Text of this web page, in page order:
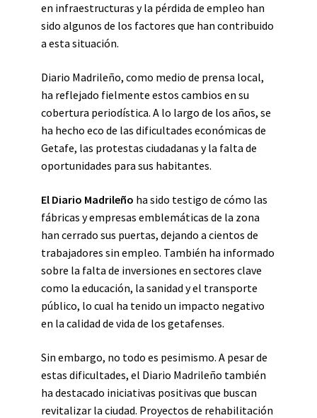
en infraestructuras y la pérdida de empleo han
sido algunos de los factores que han contribuido
a esta situación.
Diario Madrileño, como medio de prensa local,
ha reflejado fielmente estos cambios en su
cobertura periodística. A lo largo de los años, se
ha hecho eco de las dificultades económicas de
Getafe, las protestas ciudadanas y la falta de
oportunidades para sus habitantes.
El Diario Madrileño ha sido testigo de cómo las
fábricas y empresas emblemáticas de la zona
han cerrado sus puertas, dejando a cientos de
trabajadores sin empleo. También ha informado
sobre la falta de inversiones en sectores clave
como la educación, la sanidad y el transporte
público, lo cual ha tenido un impacto negativo
en la calidad de vida de los getafenses.
Sin embargo, no todo es pesimismo. A pesar de
estas dificultades, el Diario Madrileño también
ha destacado iniciativas positivas que buscan
revitalizar la ciudad. Proyectos de rehabilitación